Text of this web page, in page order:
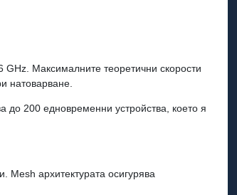
GHz. Максималните теоретични скорости
натоварване.
до 200 едновременни устройства, което я
Mesh архитектурата осигурява